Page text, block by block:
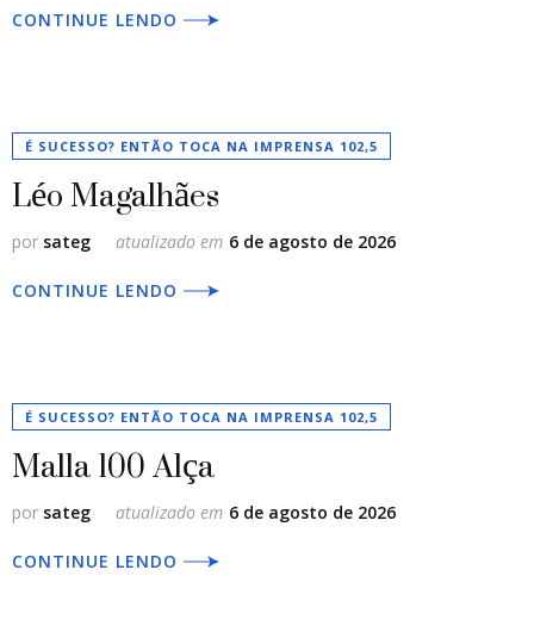
CONTINUE LENDO
É SUCESSO? ENTÃO TOCA NA IMPRENSA 102,5
Léo Magalhães
por sateg atualizado em 6 de agosto de 2026
CONTINUE LENDO
É SUCESSO? ENTÃO TOCA NA IMPRENSA 102,5
Malla 100 Alça
por sateg atualizado em 6 de agosto de 2026
CONTINUE LENDO